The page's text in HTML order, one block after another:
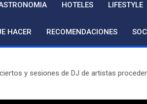
HOTELES LIFESTYLE
HACER RECOMENDACIONES
y sesiones de DJ de artistas